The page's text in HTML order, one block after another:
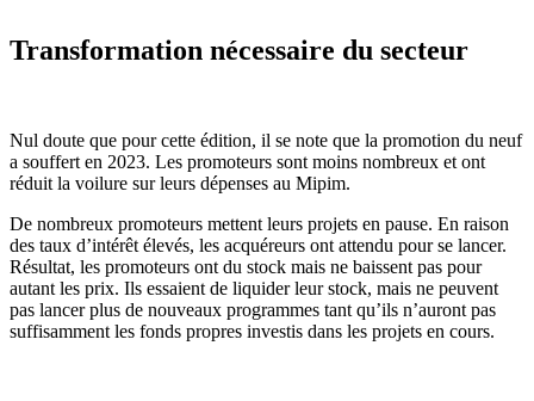
Transformation nécessaire du secteur
Nul doute que pour cette édition, il se note que la promotion du neuf
a souffert en 2023. Les promoteurs sont moins nombreux et ont
réduit la voilure sur leurs dépenses au Mipim.
De nombreux promoteurs mettent leurs projets en pause. En raison
des taux d’intérêt élevés, les acquéreurs ont attendu pour se lancer.
Résultat, les promoteurs ont du stock mais ne baissent pas pour
autant les prix. Ils essaient de liquider leur stock, mais ne peuvent
pas lancer plus de nouveaux programmes tant qu’ils n’auront pas
suffisamment les fonds propres investis dans les projets en cours.